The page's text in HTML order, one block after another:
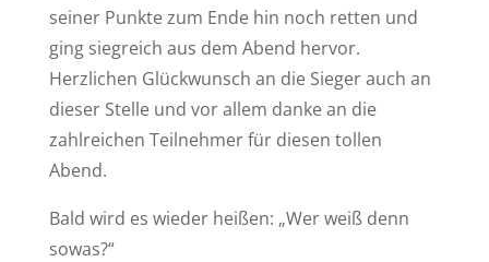
seiner Punkte zum Ende hin noch retten und
ging siegreich aus dem Abend hervor.
Herzlichen Glückwunsch an die Sieger auch an
dieser Stelle und vor allem danke an die
zahlreichen Teilnehmer für diesen tollen
Abend.
Bald wird es wieder heißen: „Wer weiß denn
sowas?“